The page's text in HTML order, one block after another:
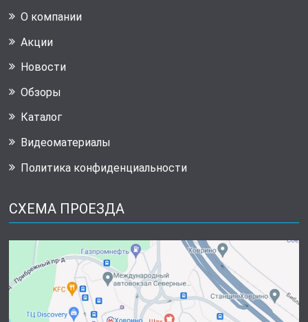
О компании
Акции
Новости
Обзоры
Каталог
Видеоматериалы
Политика конфиденциальности
СХЕМА ПРОЕЗДА